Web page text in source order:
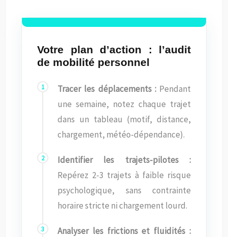
Votre plan d’action : l’audit
de mobilité personnel
Tracer les déplacements :Pendant
une semaine, notez chaque trajet
dans un tableau (motif, distance,
chargement, météo-dépendance).
Identifier les trajets-pilotes :
Repérez 2-3 trajets à faible risque
psychologique, sans contrainte
horaire stricte ni chargement lourd.
Analyser les frictions et fluidités :